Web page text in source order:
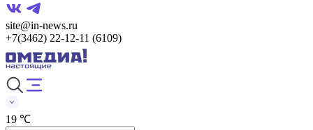
site@in-news.ru
+7(3462) 22-12-11 (6109)
19 ℃